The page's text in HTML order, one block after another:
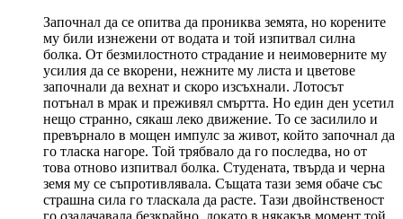
Започнал да се опитва да прониква земята, но корените
му били изнежени от водата и той изпитвал силна
болка. От безмилостното страдание и неимоверните му
усилия да се вкорени, нежните му листа и цветове
започнали да вехнат и скоро изсъхнали. Лотосът
потънал в мрак и преживял смъртта. Но един ден усетил
нещо странно, сякаш леко движение. То се засилило и
превърнало в мощен импулс за живот, който започнал да
го тласка нагоре. Той трябвало да го последва, но от
това отново изпитвал болка. Студената, твърда и черна
земя му се съпротивлявала. Същата тази земя обаче със
страшна сила го тласкала да расте. Тази двойнственост
го озадачавала безкрайно, докато в някакъв момент той